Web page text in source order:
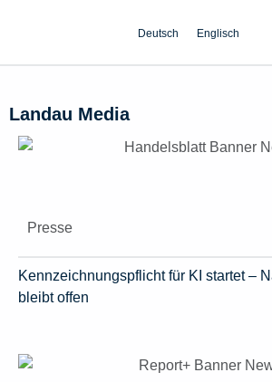
Deutsch Englisch
Landau Media
Presse
Kennzeichnungspflicht für KI startet –
bleibt offen